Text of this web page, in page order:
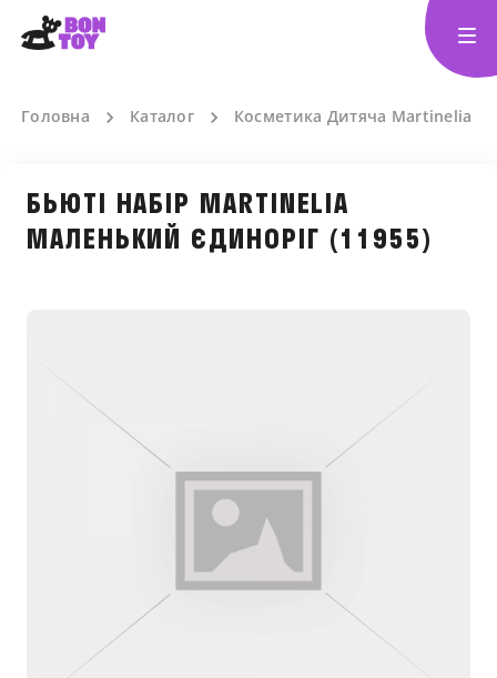
Головна Каталог Косметика Дитяча Martinelia
БЬЮТІ НАБІР MARTINELIA
МАЛЕНЬКИЙ ЄДИНОРІГ (11955)